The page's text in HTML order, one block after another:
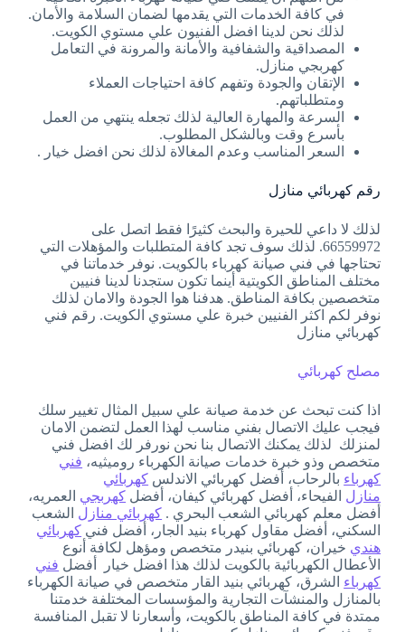
في كافة الخدمات التي يقدمها لضمان السلامة والأمان.
لذلك نحن لدينا افضل الفنيون علي مستوي الكويت.
المصداقية والشفافية والأمانة والمرونة في التعامل
كهربجي منازل.
الإتقان والجودة وتفهم كافة احتياجات العملاء
ومتطلباتهم.
السرعة والمهارة العالية لذلك تجعله ينتهي من العمل
بأسرع وقت وبالشكل المطلوب.
السعر المناسب وعدم المغالاة لذلك نحن افضل خيار .
رقم كهربائي منازل
لذلك لا داعي للحيرة والبحث كثيرًا فقط اتصل على
66559972. لذلك سوف تجد كافة المتطلبات والمؤهلات التي
تحتاجها في فني صيانة كهرباء بالكويت. نوفر خدماتنا في
مختلف المناطق الكويتية أينما تكون ستجدنا لدينا فنيين
متخصصين بكافة المناطق. هدفنا هوا الجودة والامان لذلك
نوفر لكم اكثر الفنيين خبرة علي مستوي الكويت. رقم فني
كهربائي منازل
مصلح كهربائي
اذا كنت تبحث عن خدمة صيانة علي سبيل المثال تغيير سلك
فيجب عليك الاتصال بفني مناسب لهذا العمل لتضمن الامان
لمنزلك لذلك يمكنك الاتصال بنا نحن نورفر لك افضل فني
متخصص وذو خبرة خدمات صيانة الكهرباء روميثيه، فني
كهرباء بالرحاب، أفضل كهربائي الاندلس كهربائي
منازل الفيحاء، أفضل كهربائي كيفان، أفضل كهربجي العمريه،
أفضل معلم كهربائي الشعب البحري . كهربائي منازل الشعب
السكني، أفضل مقاول كهرباء بنيد الجار، أفضل فني كهربائي
هندي خيران، كهربائي بنيدر متخصص ومؤهل لكافة أنوع
الأعطال الكهربائية بالكويت لذلك هذا افضل خيار أفضل فني
كهرباء الشرق، كهربائي بنيد القار متخصص في صيانة الكهرباء
بالمنازل والمنشآت التجارية والمؤسسات المختلفة خدمتنا
ممتدة في كافة المناطق بالكويت، وأسعارنا لا تقبل المنافسة